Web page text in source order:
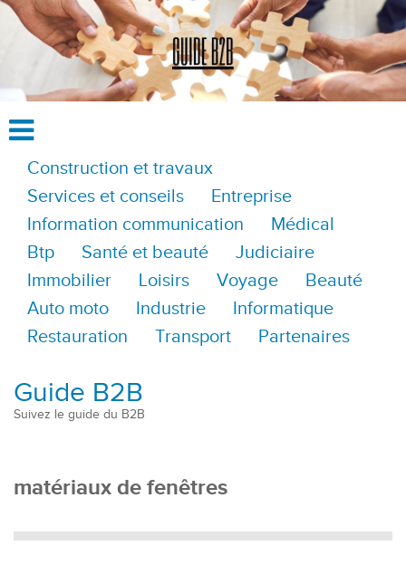
Construction et travaux
Services et conseils
Entreprise
Information communication
Médical
Btp
Santé et beauté
Judiciaire
Immobilier
Loisirs Voyage
Beauté
Auto moto
Industrie
Informatique
Restauration
Transport Partenaires
Guide B2B
Suivez le guide du B2B
matériaux de fenêtres